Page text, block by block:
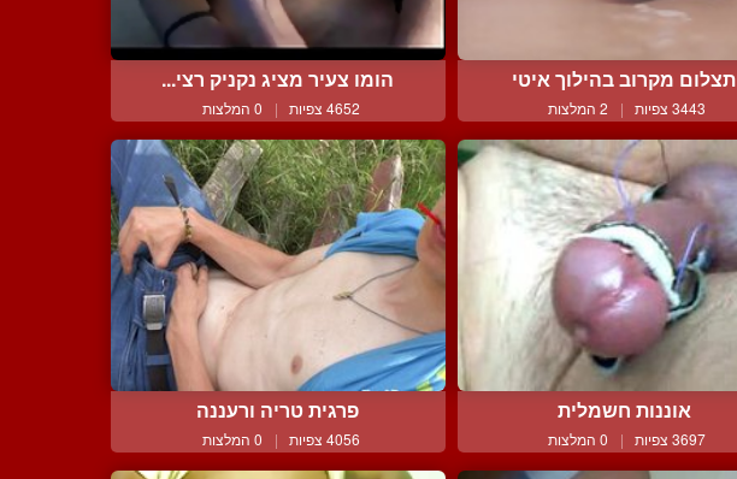
תצלום מקרוב בהילוך איטי
3443 צפיות | 2 המלצות
הומו צעיר מציג נקניק רצי...
4652 צפיות | 0 המלצות
אוננות חשמלית
3697 צפיות | 0 המלצות
פרגית טריה ורעננה
4056 צפיות | 0 המלצות